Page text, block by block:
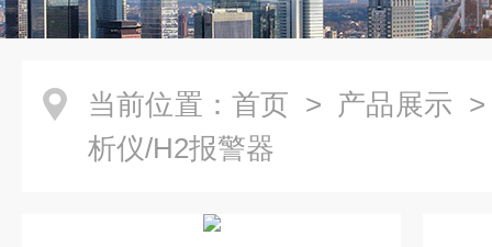
当前位置： 首页 > 产品展示
析仪/H2报警器